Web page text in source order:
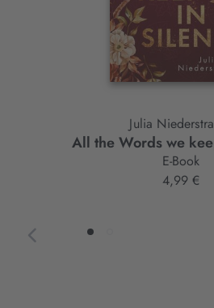
Julia
All the Words we
E-Book
4,99 €